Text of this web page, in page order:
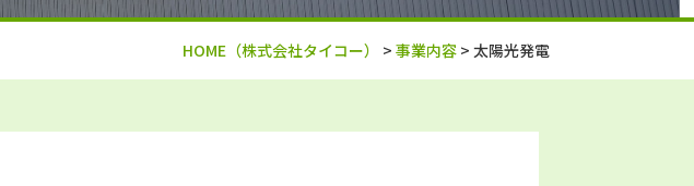
HOME （株式会社タイコー） > 事業内容 > 太陽光発電